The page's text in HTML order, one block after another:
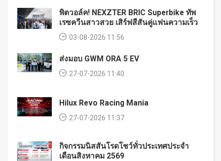
พิตวอล์ค! NEXZTER BRIC Superbike ทัพ
เรซควีนสาวสวย เสิร์ฟสีสันคู่แฟนความเร็ว
03-08-2026 11:56
ส่งมอบ GWM ORA 5 EV
27-07-2026 11:40
Hilux Revo Racing Mania
27-07-2026 11:37
กิจกรรมนิสสันโรดโชว์ทั่วประเทศประจำ
เดือนสิงหาคม 2569